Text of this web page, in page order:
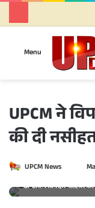
Menu
UPCM ने
की दी
UPCM News
n
UPCM ने विपक्षी